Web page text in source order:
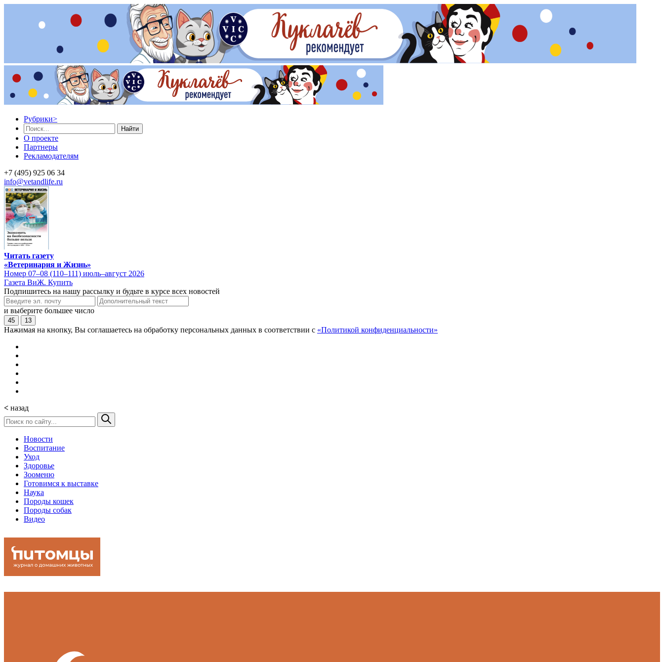
Рубрики>
Найти
О проекте
Партнеры
Рекламодателям
+7 (495) 925 06 34
info@vetandlife.ru
Читать газету
«Ветеринария и Жизнь»
Номер 07–08 (110–111) июль–август 2026
Газета ВиЖ. Купить
Подпишитесь на нашу рассылку и будьте в курсе всех новостей
и выберите большее число
45 13
Нажимая на кнопку, Вы соглашаетесь на обработку персональных данных в соответствии с «Политикой конфиденциальности»
< назад
Новости
Воспитание
Уход
Здоровье
Зооменю
Готовимся к выставке
Наука
Породы кошек
Породы собак
Видео